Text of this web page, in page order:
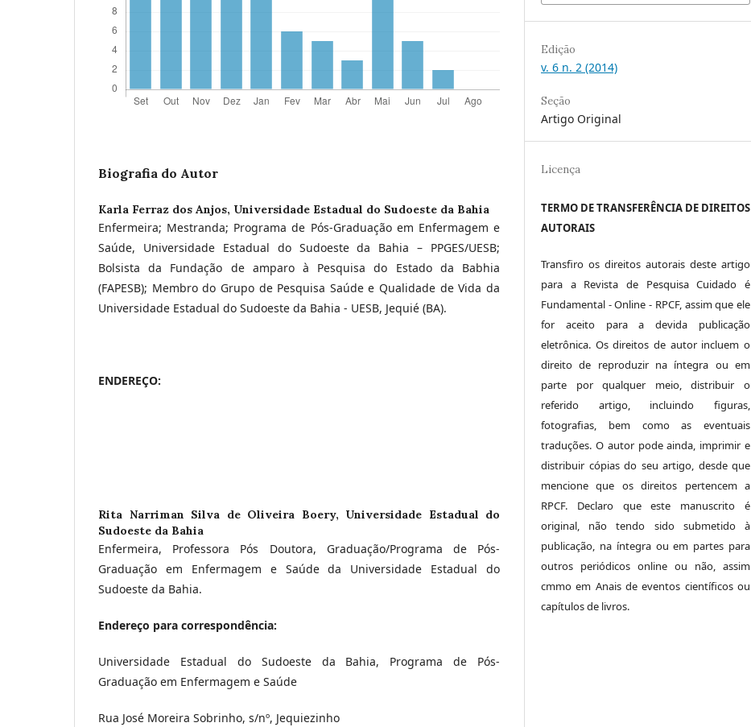
Biografia do Autor
Karla Ferraz dos Anjos, Universidade Estadual do Sudoeste da Bahia
Enfermeira; Mestranda; Programa de Pós-Graduação em Enfermagem e
Saúde, Universidade Estadual do Sudoeste da Bahia – PPGES/UESB;
Bolsista da Fundação de amparo à Pesquisa do Estado da Babhia
(FAPESB); Membro do Grupo de Pesquisa Saúde e Qualidade de Vida da
Universidade Estadual do Sudoeste da Bahia - UESB, Jequié (BA).
ENDEREÇO:
Rita Narriman Silva de Oliveira Boery, Universidade Estadual do
Sudoeste da Bahia
Enfermeira, Professora Pós Doutora, Graduação/Programa de Pós-
Graduação em Enfermagem e Saúde da Universidade Estadual do
Sudoeste da Bahia.
Endereço para correspondência:
Universidade Estadual do Sudoeste da Bahia, Programa de Pós-
Graduação em Enfermagem e Saúde
Rua José Moreira Sobrinho, s/nº, Jequiezinho
Edição
v. 6 n. 2 (2014)
Seção
Artigo Original
Licença
TERMO DE TRANSFERÊNCIA DE DIREITOS
AUTORAIS
Transfiro os direitos autorais deste artigo
para a Revista de Pesquisa Cuidado é
Fundamental - Online - RPCF, assim que ele
for aceito para a devida publicação
eletrônica. Os direitos de autor incluem o
direito de reproduzir na íntegra ou em
parte por qualquer meio, distribuir o
referido artigo, incluindo figuras,
fotografias, bem como as eventuais
traduções. O autor pode ainda, imprimir e
distribuir cópias do seu artigo, desde que
mencione que os direitos pertencem a
RPCF. Declaro que este manuscrito é
original, não tendo sido submetido à
publicação, na íntegra ou em partes para
outros periódicos online ou não, assim
cmmo em Anais de eventos científicos ou
capítulos de livros.